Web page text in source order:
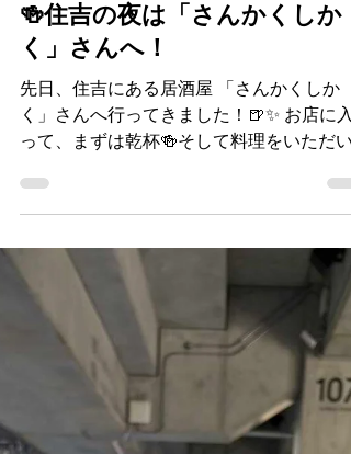
アイスタン スタッフ
お知らせ
🍻住吉の夜は「さんかくしか
く」さんへ！
く」さんへ行ってきました！🍺✨ お店に入
って、まずは乾杯🍻そして料理をいただい
いると…… 出てくる！出てくる！次から次
へと美味しい料理が登場！！😆 「おっ、こ
れも美味しい！」「次は何が出てくるんだ
気がつけば楽しい時間はあっという間！住